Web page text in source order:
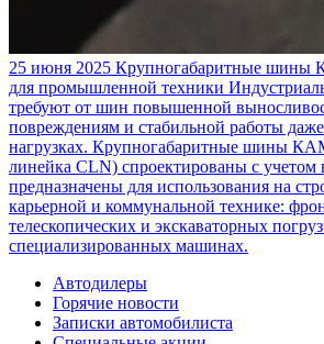
25 июня 2025 Крупногабаритные шины
для промышленной техники
требуют от шин повышенной
повреждениям и стабильной работы
нагрузках. Крупногабаритные шины
линейка CLN) спроектированы с учетом
предназначены для использования на
карьерной и коммунальной технике:
телескопических и экскаваторных
специализированных машинах.
Автодилеры
Горячие новости
Записки автомобилиста